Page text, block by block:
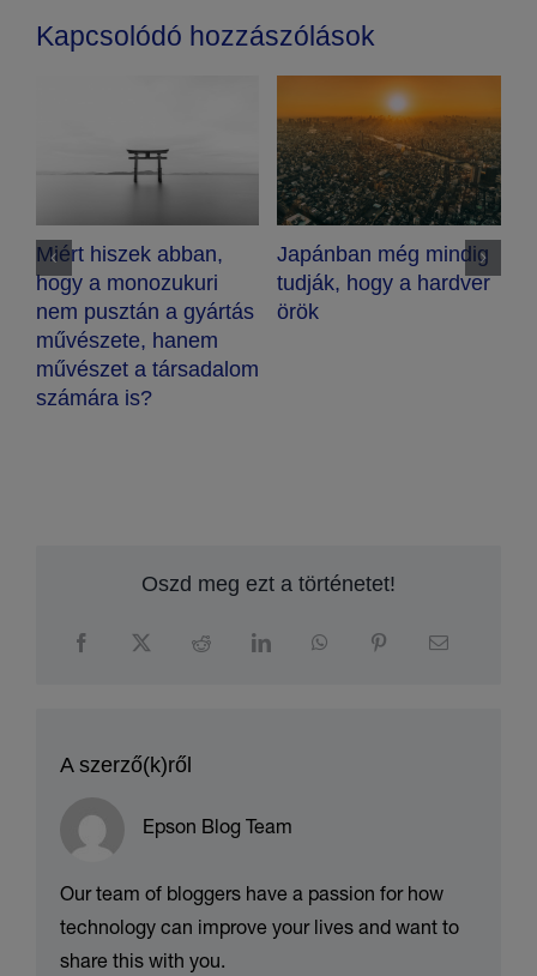
Kapcsolódó hozzászólások
abban,
a gyártás
hanem
társadalom
Japánban még mindig
tudják, hogy a hardver
örök
Az okos
Oszd meg ezt a történetet!
A szerző(k)ről
Epson Blog Team
Our team of bloggers have a passion for how
technology can improve your lives and want to
share this with you.